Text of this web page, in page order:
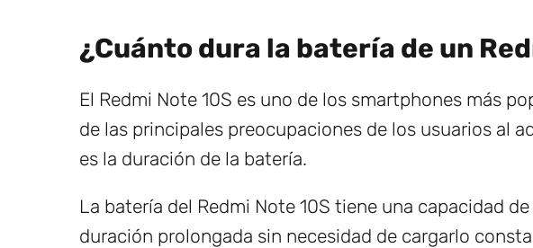
¿Cuánto dura la batería de un
El Redmi Note 10S es uno de los smartphones más
de las principales preocupaciones de los usuarios al
es la duración de la batería.
La batería del Redmi Note 10S tiene una capacidad de
duración prolongada sin necesidad de cargarlo